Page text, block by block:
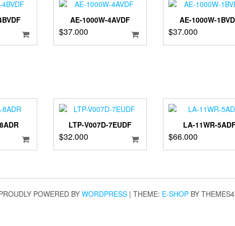
AE-1000W-4AVDF
$37.000
AE-1000W-
$37.000
LTP-V007D-7EUDF
$32.000
LA-11WR-
$66.000
POWERED BYWORDPRESS | THEME: E-SHOP BY